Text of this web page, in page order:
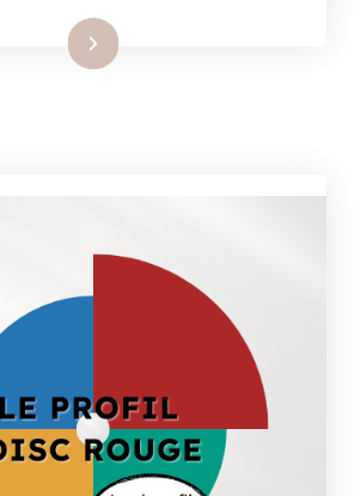
Lire la suite: La méthode DISC et… Wonder